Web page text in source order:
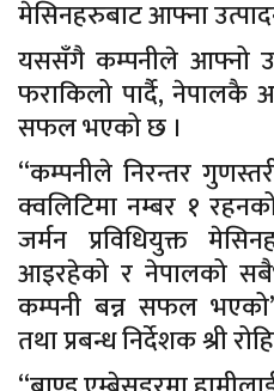
मेसिनहरुबाट आफ्ना
यससँगै कम्पनीले आफ्नो
फराकिलो पार्दै, नेपालकै
सफल भएको छ ।
“कम्पनीले निरन्तर
क्वलिटिमा नम्बर १
जर्मन प्रविधियुक्त
आइरहेको र नेपालको
कम्पनी बन्न सफल
तथा प्रबन्ध निर्देशक श्री